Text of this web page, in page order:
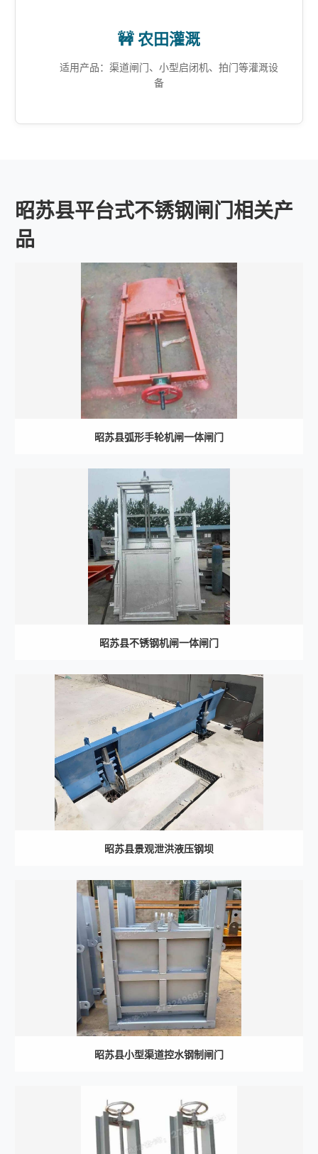
🚧 农田灌溉
适用产品：渠道闸门、小型启闭机、拍门等灌溉设
备
昭苏县平台式不锈钢闸门相关产
品
昭苏县弧形手轮机闸一体闸门
昭苏县不锈钢机闸一体闸门
昭苏县景观泄洪液压钢坝
昭苏县小型渠道控水钢制闸门